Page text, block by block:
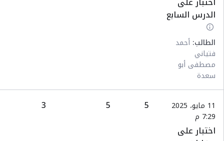
الدرس السابع
الطالب: أحمد
فتياني
مصطفى أبو
سعدة
11 مايو، 2025
7:29 م
اختبار على
5
5
3